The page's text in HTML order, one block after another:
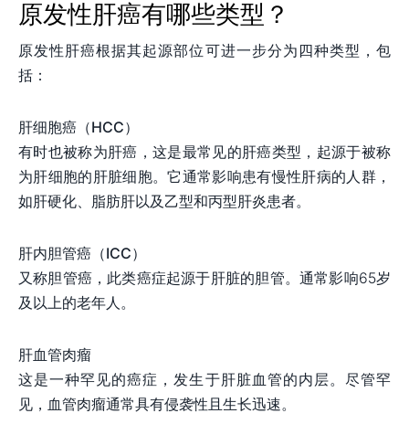
原发性肝癌有哪些类型？
原发性肝癌根据其起源部位可进一步分为四种类型，包
括：
肝细胞癌（HCC）
有时也被称为肝癌，这是最常见的肝癌类型，起源于被称
为肝细胞的肝脏细胞。它通常影响患有慢性肝病的人群，
如肝硬化、脂肪肝以及乙型和丙型肝炎患者。
肝内胆管癌（ICC）
又称胆管癌，此类癌症起源于肝脏的胆管。通常影响65岁
及以上的老年人。
肝血管肉瘤
这是一种罕见的癌症，发生于肝脏血管的内层。尽管罕
见，血管肉瘤通常具有侵袭性且生长迅速。